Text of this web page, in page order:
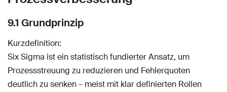
9.1 Grundprinzip
Kurzdefinition:
Six Sigma ist ein statistisch fundierter Ansatz, um
Prozessstreuung zu reduzieren und Fehlerquoten
deutlich zu senken – meist mit klar definierten Rollen